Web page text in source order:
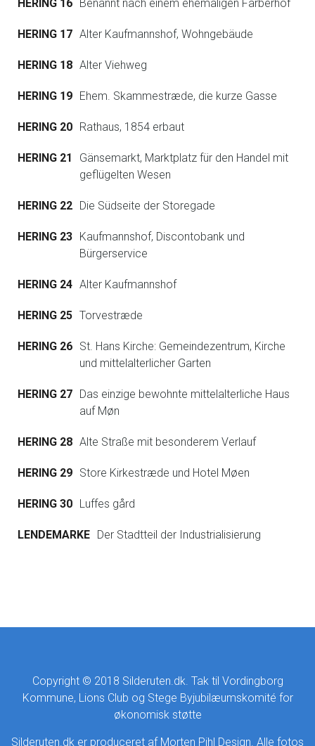
HERING 16 Benannt nach einem ehemaligen Färberhof
HERING 17 Alter Kaufmannshof, Wohngebäude
HERING 18 Alter Viehweg
HERING 19 Ehem. Skammestræde, die kurze Gasse
HERING 20 Rathaus, 1854 erbaut
HERING 21
Gänsemarkt, Marktplatz für den Handel mit
geflügelten Wesen
HERING 22 Die Südseite der Storegade
HERING 23 Kaufmannshof, Discontobank und
Bürgerservice
HERING 24 Alter Kaufmannshof
HERING 25 Torvestræde
HERING 26 St. Hans Kirche: Gemeindezentrum, Kirche
und mittelalterlicher Garten
HERING 27 Das einzige bewohnte mittelalterliche Haus
auf Møn
HERING 28 Alte Straße mit besonderem Verlauf
HERING 29 Store Kirkestræde und Hotel Møen
HERING 30 Luffes gård
LENDEMARKE Der Stadtteil der Industrialisierung
Copyright © 2018 Silderuten.dk. Tak til Vordingborg
Kommune, Lions Club og Stege Byjubilæumskomité for
økonomisk støtte
Silderuten.dk er produceret af Morten Pihl Design . Alle fotos